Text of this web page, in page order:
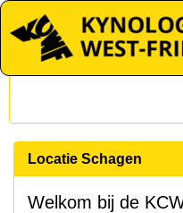
Locatie Schagen
Welkom bij de